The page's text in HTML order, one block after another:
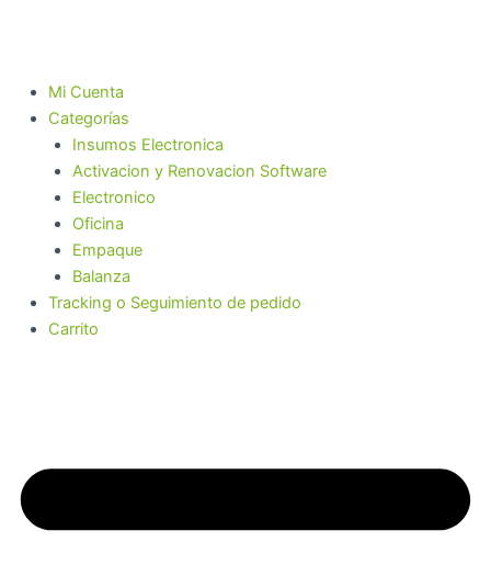
Mi Cuenta
Categorías
Insumos Electronica
Activacion y Renovacion Software
Electronico
Oficina
Empaque
Balanza
Tracking o Seguimiento de pedido
Carrito